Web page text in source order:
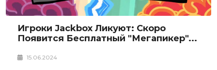
Игроки Jackbox Ликуют: Скоро
Появится Бесплатный "Мегапикер"...
15.06.2024